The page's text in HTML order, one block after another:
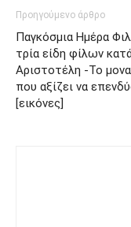
Προηγούμενο άρθρο
Παγκόσμια Ημέρα
τρία είδη φίλων
Αριστοτέλη -Το
που αξίζει να
[εικόνες]